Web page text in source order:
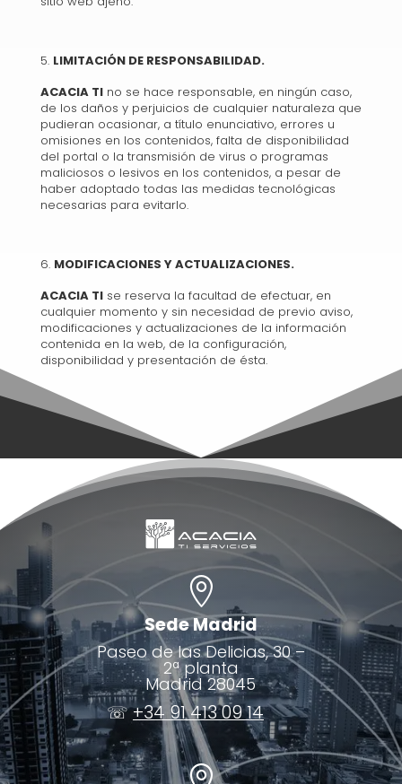
LIMITACIÓN DE RESPONSABILIDAD.
ACACIA TI no se hace responsable, en ningún caso,
de los daños y perjuicios de cualquier naturaleza que
pudieran ocasionar, a título enunciativo, errores u
omisiones en los contenidos, falta de disponibilidad
del portal o la transmisión de virus o programas
maliciosos o lesivos en los contenidos, a pesar de
haber adoptado todas las medidas tecnológicas
necesarias para evitarlo.
MODIFICACIONES Y ACTUALIZACIONES.
ACACIA TI se reserva la facultad de efectuar, en
cualquier momento y sin necesidad de previo aviso,
modificaciones y actualizaciones de la información
contenida en la web, de la configuración,
disponibilidad y presentación de ésta.

Sede Madrid
Paseo de las Delicias, 30 –
2ª planta
Madrid 28045
☏+34 91 413 09 14